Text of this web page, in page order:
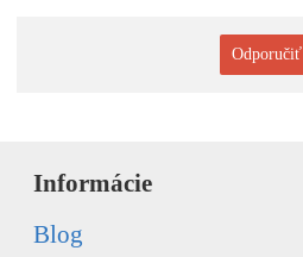
Odporučiť
Informácie
Blog